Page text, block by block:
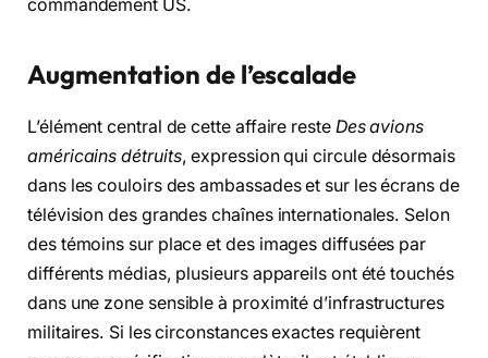
commandement US.
Augmentation de l’escalade
L’élément central de cette affaire reste Des avions
américains détruits, expression qui circule désormais
dans les couloirs des ambassades et sur les écrans de
télévision des grandes chaînes internationales. Selon
des témoins sur place et des images diffusées par
différents médias, plusieurs appareils ont été touchés
dans une zone sensible à proximité d’infrastructures
militaires. Si les circonstances exactes requièrent